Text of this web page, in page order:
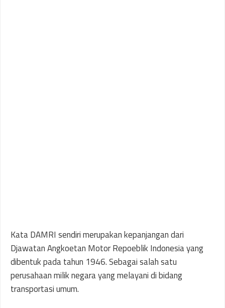
Kata DAMRI sendiri merupakan kepanjangan dari
Djawatan Angkoetan Motor Repoeblik Indonesia yang
dibentuk pada tahun 1946. Sebagai salah satu
perusahaan milik negara yang melayani di bidang
transportasi umum.